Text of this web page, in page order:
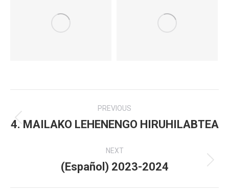
navigation
PREVIOUS
Previous
4. MAILAKO LEHENENGO HIRUHILABTEA
NEXT
Next
(Español) 2023-2024